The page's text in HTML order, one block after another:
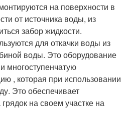
на поверхности в
от источника воды, из
забор жидкости.
для откачки воды из
воды. Это оборудование
многоступенчатую
, которая при использовании
Это обеспечивает
на своем участке на